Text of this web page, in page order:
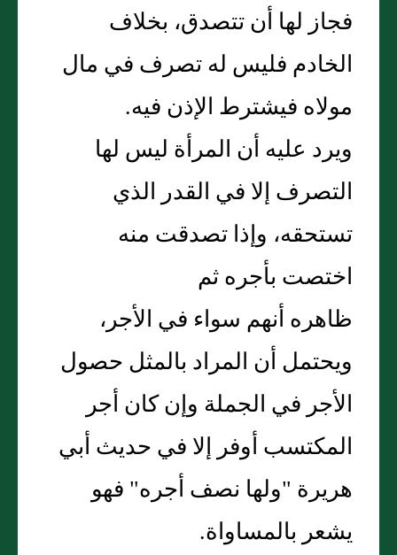
فجاز لها أن تتصدق، بخلاف
الخادم فليس له تصرف في مال
مولاه فيشترط الإذن فيه.
ويرد عليه أن المرأة ليس لها
التصرف إلا في القدر الذي
تستحقه، وإذا تصدقت منه
اختصت بأجره ثم
ظاهره أنهم سواء في الأجر،
ويحتمل أن المراد بالمثل حصول
الأجر في الجملة وإن كان أجر
المكتسب أوفر إلا في حديث أبي
هريرة "ولها نصف أجره" فهو
يشعر بالمساواة.